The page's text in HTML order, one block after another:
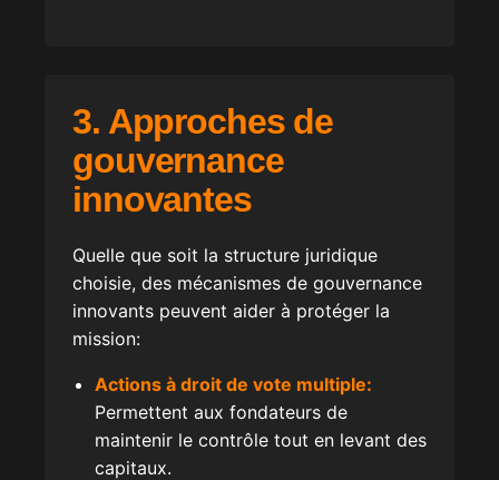
3. Approches de
gouvernance
innovantes
Quelle que soit la structure juridique
choisie, des mécanismes de gouvernance
innovants peuvent aider à protéger la
mission:
Actions à droit de vote multiple:
Permettent aux fondateurs de
maintenir le contrôle tout en levant des
capitaux.